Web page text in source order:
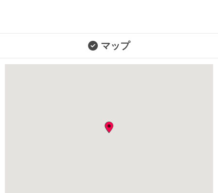
マップ